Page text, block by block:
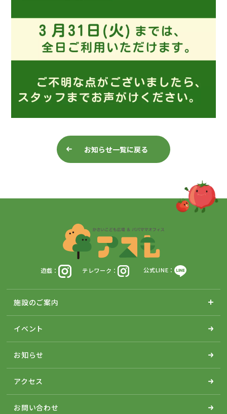
お知らせ一覧に戻る
遊戯： テレワーク： 公式LINE：
施設のご案内
イベント
お知らせ
アクセス
お問い合わせ